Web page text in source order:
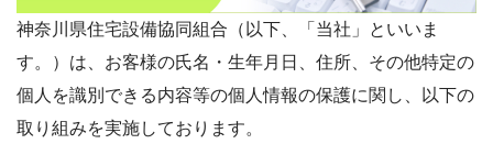
神奈川県住宅設備協同組合（以下、「当社」といいま
す。）は、お客様の氏名・生年月日、住所、その他特定の
個人を識別できる内容等の個人情報の保護に関し、以下の
取り組みを実施しております。